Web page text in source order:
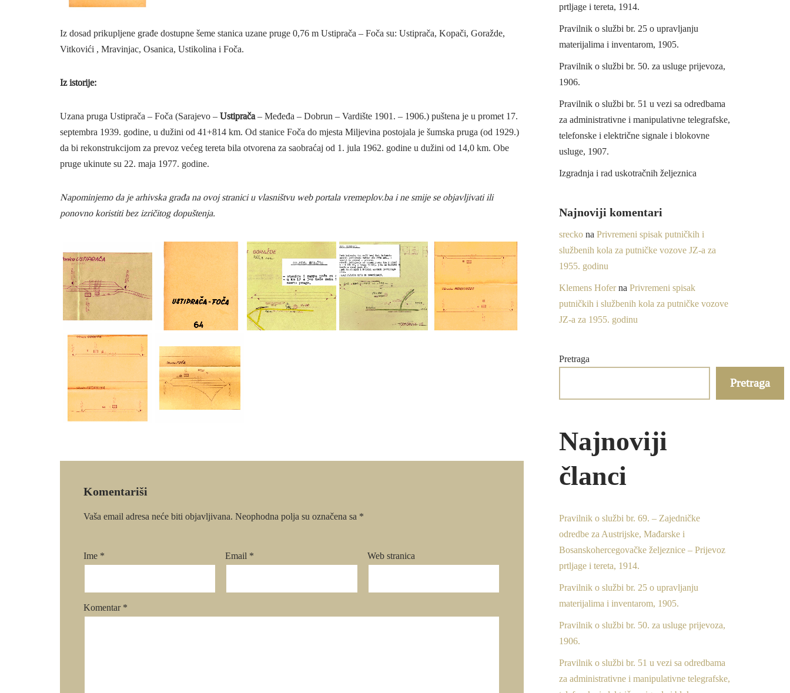
Iz dosad prikupljene građe dostupne šeme stanica uzane pruge 0,76 m Ustiprača – Foča su: Ustiprača, Kopači, Goražde,
Vitkovići , Mravinjac, Osanica, Ustikolina i Foča.
Iz istorije:
Uzana pruga Ustiprača – Foča (Sarajevo – Ustiprača – Međeđa – Dobrun – Vardište 1901. – 1906.) puštena je u promet 17.
septembra 1939. godine, u dužini od 41+814 km. Od stanice Foča do mjesta Miljevina postojala je šumska pruga (od 1929.)
da bi rekonstrukcijom za prevoz većeg tereta bila otvorena za saobraćaj od 1. jula 1962. godine u dužini od 14,0 km. Obe
pruge ukinute su 22. maja 1977. godine.
Napominjemo da je arhivska građa na ovoj stranici u vlasništvu web portala vremeplov.ba i ne smije se objavljivati ili
ponovno koristiti bez izričitog dopuštenja.
Komentariši
Vaša email adresa neće biti objavljivana. Neophodna polja su označena sa *
Ime * Email * Web stranica
Komentar *
prtljage i tereta, 1914.
Pravilnik o službi br. 25 o upravljanju
materijalima i inventarom, 1905.
Pravilnik o službi br. 50. za usluge prijevoza,
1906.
Pravilnik o službi br. 51 u vezi sa odredbama
za administrativne i manipulativne telegrafske,
telefonske i električne signale i blokovne
usluge, 1907.
Izgradnja i rad uskotračnih željeznica
Najnoviji komentari
srecko na Privremeni spisak putničkih i
službenih kola za putničke vozove JZ-a za
1955. godinu
Klemens Hoferna Privremeni spisak
putničkih i službenih kola za putničke vozove
JZ-a za 1955. godinu
Pretraga
Pretraga
Najnoviji
članci
Pravilnik o službi br. 69. – Zajedničke
odredbe za Austrijske, Mađarske i
Bosanskohercegovačke željeznice – Prijevoz
prtljage i tereta, 1914.
Pravilnik o službi br. 25 o upravljanju
materijalima i inventarom, 1905.
Pravilnik o službi br. 50. za usluge prijevoza,
1906.
Pravilnik o službi br. 51 u vezi sa odredbama
za administrativne i manipulativne telegrafske,